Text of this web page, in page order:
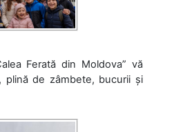
Ferată din Moldova” vă
plină de zâmbete, bucurii și